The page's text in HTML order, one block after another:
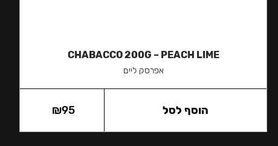
CHABACCO 200G – PEACH LIME
אפרסק ליים
₪95 הוסף לסל